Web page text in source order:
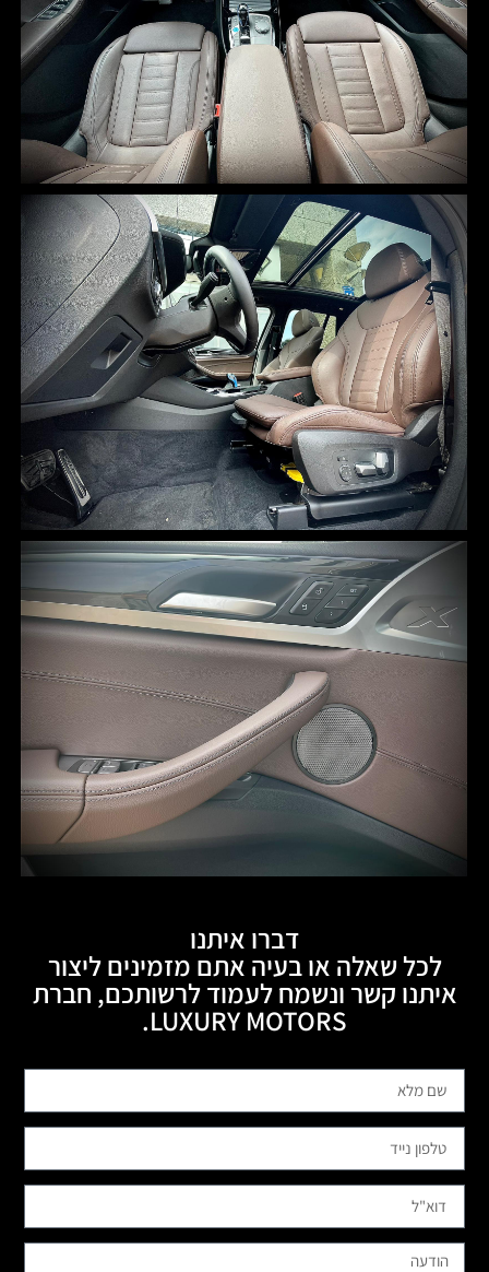
דברו איתנו
לכל שאלה או בעיה אתם מזמינים ליצור
איתנו קשר ונשמח לעמוד לרשותכם, חברת
LUXURY MOTORS.